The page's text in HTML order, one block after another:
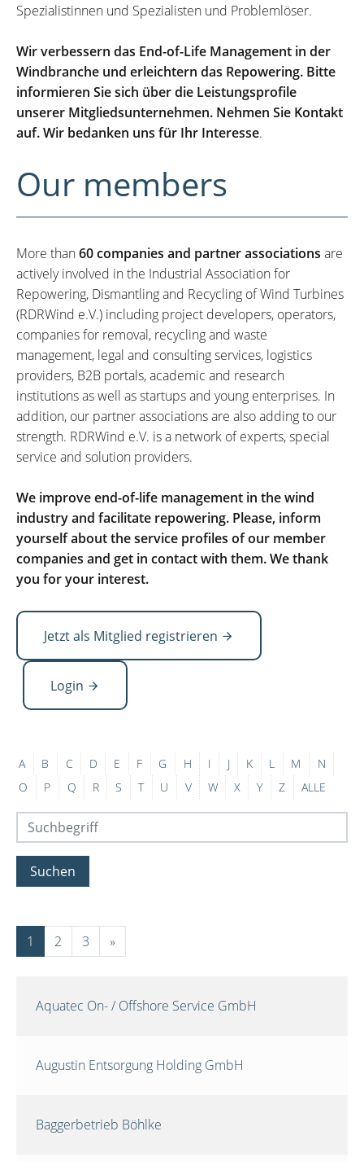
Spezialistinnen und Spezialisten und Problemlöser.
Wir verbessern das End-of-Life Management in der
Windbranche und erleichtern das Repowering. Bitte
informieren Sie sich über die Leistungsprofile
unserer Mitgliedsunternehmen. Nehmen Sie Kontakt
auf. Wir bedanken uns für Ihr Interesse.
Our members
More than60 companies and partner associations are
actively involved in the Industrial Association for
Repowering, Dismantling and Recycling of Wind Turbines
(RDRWind e.V.) including project developers, operators,
companies for removal, recycling and waste
management, legal and consulting services, logistics
providers, B2B portals, academic and research
institutions as well as startups and young enterprises. In
addition, our partner associations are also adding to our
strength. RDRWind e.V. is a network of experts, special
service and solution providers.
We improve end-of-life management in the wind
industry and facilitate repowering. Please, inform
yourself about the service profiles of our member
companies and get in contact with them. We thank
you for your interest.
Jetzt als Mitglied registrieren
Login
A B C D E F G H I J K L M
N
O
P Q R S T U V W X Y Z ALLE
Suchen
1 2 3 »
Aquatec On- / Offshore Service GmbH
Augustin Entsorgung Holding GmbH
Baggerbetrieb Böhlke